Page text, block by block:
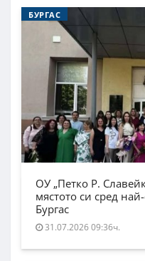
БУРГАС
ОУ „Петко Р.
мястото си сред
Бургас
31.07.2026 09:36ч.